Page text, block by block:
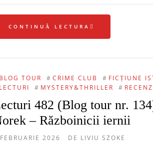
CONTINUĂ LECTURA
BLOG TOUR # CRIME CLUB # FICȚIUNE
LECTURI # MYSTERY&THRILLER #
482 (Blog tour nr.
– Războinicii iernii
2026 DE LIVIU SZOKE